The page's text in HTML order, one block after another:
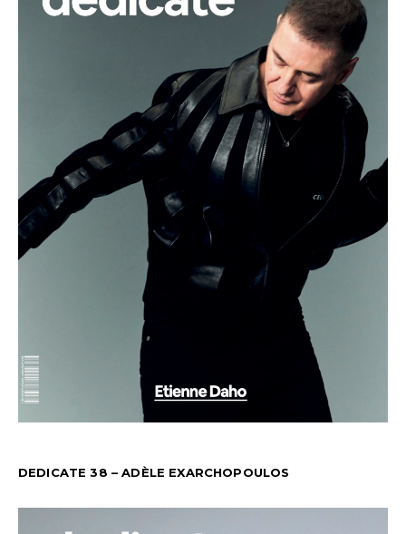
DEDICATE 38 – ADÈLE EXARCHOPOULOS